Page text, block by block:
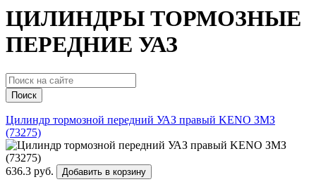
ЦИЛИНДРЫ ТОРМОЗНЫЕ
ПЕРЕДНИЕ УАЗ
Поиск
Цилиндр тормозной передний УАЗ правый KENO ЗМЗ
(73275)
636.3 руб. Добавить в корзину